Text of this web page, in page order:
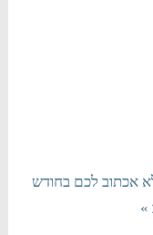
אכתוב לכם בחודש
»